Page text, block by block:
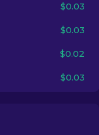
$0.03
$0.03
$0.02
$0.03